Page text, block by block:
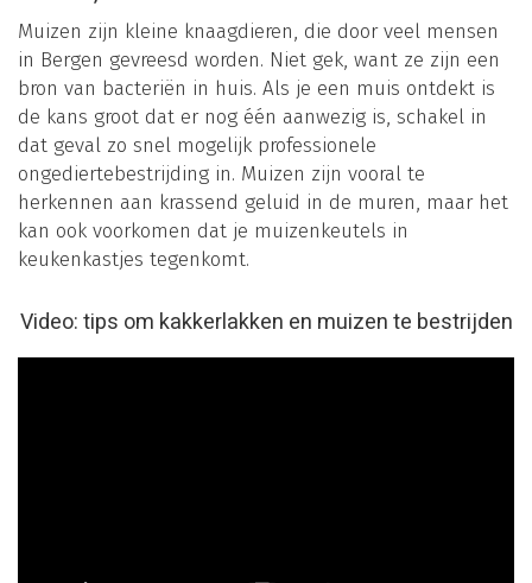
Muizen zijn kleine knaagdieren, die door veel mensen
in Bergen gevreesd worden. Niet gek, want ze zijn een
bron van bacteriën in huis. Als je een muis ontdekt is
de kans groot dat er nog één aanwezig is, schakel in
dat geval zo snel mogelijk professionele
ongediertebestrijding in. Muizen zijn vooral te
herkennen aan krassend geluid in de muren, maar het
kan ook voorkomen dat je muizenkeutels in
keukenkastjes tegenkomt.
Video: tips om kakkerlakken en muizen te bestrijden